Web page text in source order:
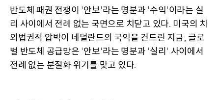
반도체 패권 전쟁이 '안보'라는 명분과 '수익'이라는 실
리 사이에서 전례 없는 국면으로 치닫고 있다. 미국의 치
외법권적 압박이 네덜란드의 국익을 건드린 지금, 글로
벌 반도체 공급망은 '안보'라는 명분과 '실리 ' 사이에서
전례 없는 분절화 위기를 맞고 있다.